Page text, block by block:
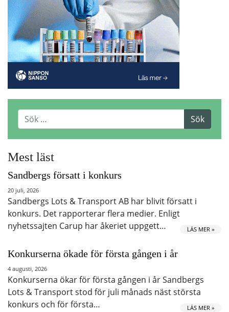
Mest läst
Sandbergs försatt i konkurs
20 juli, 2026
Sandbergs Lots & Transport AB har blivit försatt i
konkurs. Det rapporterar flera medier. Enligt
nyhetssajten Carup har åkeriet uppgett…
LÄS MER »
Konkurserna ökade för första gången i år
4 augusti, 2026
Konkurserna ökar för första gången i år Sandbergs
Lots & Transport stod för juli månads näst största
konkurs och för första…
LÄS MER »